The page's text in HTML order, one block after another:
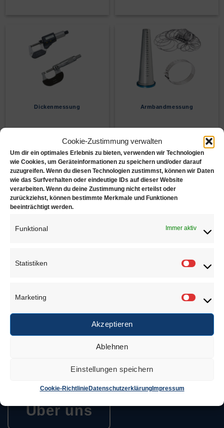
Cookie-Zustimmung verwalten
Um dir ein optimales Erlebnis zu bieten, verwenden wir Technologien
wie Cookies, um Geräteinformationen zu speichern und/oder darauf
zuzugreifen. Wenn du diesen Technologien zustimmst, können wir Daten
wie das Surfverhalten oder eindeutige IDs auf dieser Website
verarbeiten. Wenn du deine Zustimmung nicht erteilst oder
zurückziehst, können bestimmte Merkmale und Funktionen
beeinträchtigt werden.
Funktional Immer aktiv
Statistiken
Marketing
Akzeptieren
Ablehnen
Einstellungen speichern
Cookie-RichtlinieDatenschutzerklärungImpressum
Dickenmessung Armbandmessung
Ringmessung Messschieber
Juwelierbedarf KÖLN
Juwelierbedarf KÖLN und seine operativen Einheiten
Unternehmen eingebunden, die sich alle demselben
Ziel verschrieben haben. Konsequente Orientierung an
Über uns